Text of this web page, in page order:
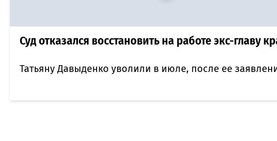
Суд отказался восстановить на работе экс-главу
Татьяну Давыденко уволили в июле, после ее